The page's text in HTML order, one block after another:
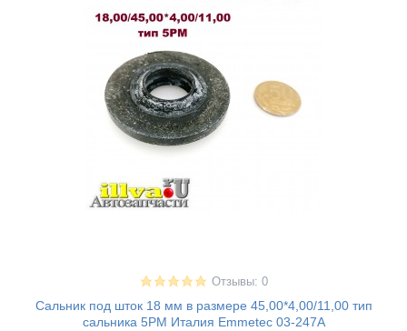
Отзывы: 0
Сальник под шток 18 мм в размере 45,00*4,00/11,00 тип
сальника 5PM Италия Emmetec 03-247A